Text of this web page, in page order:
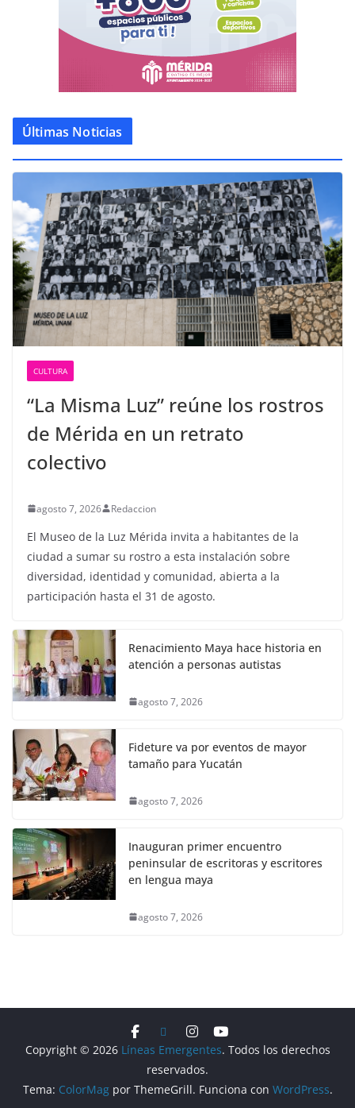
Últimas Noticias
CULTURA
“La Misma Luz” reúne los rostros
de Mérida en un retrato
colectivo
agosto 7, 2026 Redaccion
El Museo de la Luz Mérida invita a habitantes de la
ciudad a sumar su rostro a esta instalación sobre
diversidad, identidad y comunidad, abierta a la
participación hasta el 31 de agosto.
Renacimiento Maya hace historia en
atención a personas autistas
agosto 7, 2026
Fideture va por eventos de mayor
tamaño para Yucatán
agosto 7, 2026
Inauguran primer encuentro
peninsular de escritoras y escritores
en lengua maya
agosto 7, 2026
Copyright © 2026 Líneas Emergentes. Todos los derechos
reservados.
Tema: ColorMagpor ThemeGrill. Funciona con WordPress.